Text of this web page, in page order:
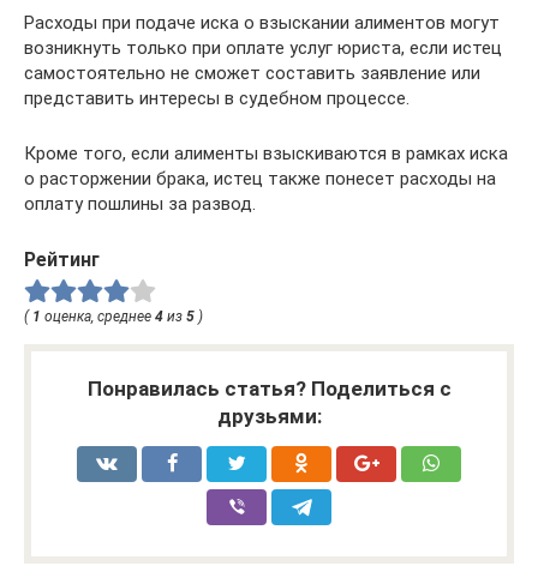
Расходы при подаче иска о взыскании алиментов могут
возникнуть только при оплате услуг юриста, если истец
самостоятельно не сможет составить заявление или
представить интересы в судебном процессе.
Кроме того, если алименты взыскиваются в рамках иска
о расторжении брака, истец также понесет расходы на
оплату пошлины за развод.
Рейтинг
( 1 оценка, среднее 4 из 5 )
Понравилась статья? Поделиться с
друзьями: